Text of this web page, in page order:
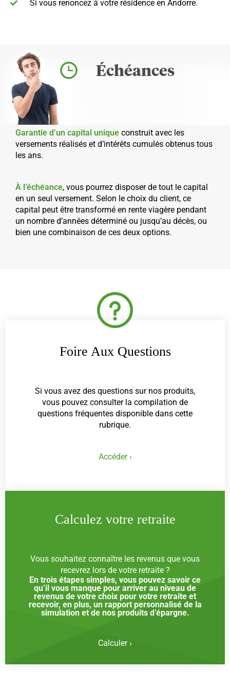
Si vous renoncez à votre résidence en Andorre.
Échéances
Garantie d’un capital unique construit avec les
versements réalisés et d’intérêts cumulés obtenus tous
les ans.
À l’échéance, vous pourrez disposer de tout le capital
en un seul versement. Selon le choix du client, ce
capital peut être transformé en rente viagère pendant
un nombre d’années déterminé ou jusqu’au décès, ou
bien une combinaison de ces deux options.
Foire Aux Questions
Si vous avez des questions sur nos produits,
vous pouvez consulter la compilation de
questions fréquentes disponible dans cette
rubrique.
Accéder ›
Calculez votre retraite
Vous souhaitez connaître les revenus que vous
recevrez lors de votre retraite ?
En trois étapes simples, vous pouvez savoir ce
qu’il vous manque pour arriver au niveau de
revenus de votre choix pour votre retraite et
recevoir, en plus, un rapport personnalisé de la
simulation et de nos produits d’épargne.
Calculer ›